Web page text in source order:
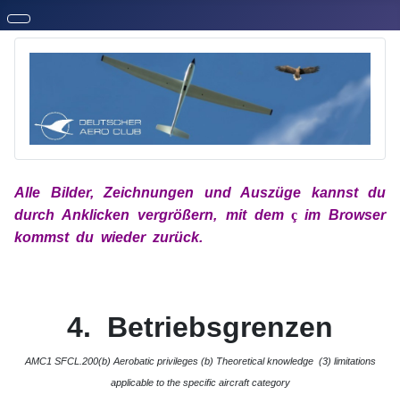
Alle Bilder, Zeichnungen und Auszüge kannst du
durch Anklicken vergrößern, mit demx çx imBrowser
kommst du wieder zurück.
4. Betriebsgrenzen
AMC1 SFCL.200(b) Aerobatic privileges (b) Theoretical knowledge (3) limitations
applicable to the specific aircraft category